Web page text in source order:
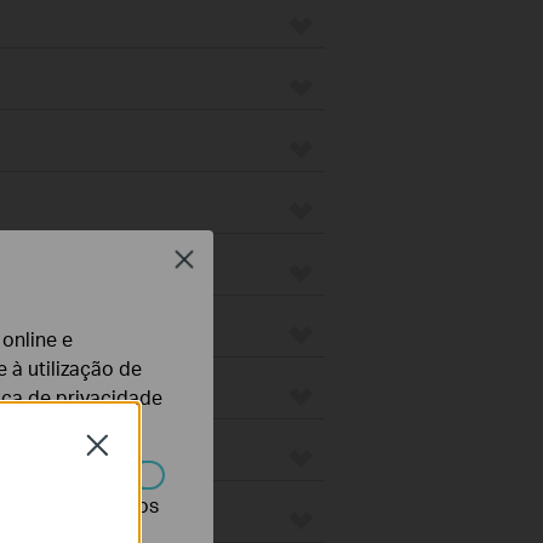
Close
e
à utilização de
de privacidade
desativados nos
Close